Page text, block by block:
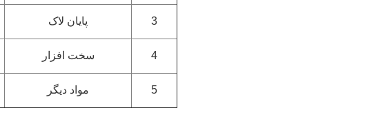
3 پایان لاک
4 سخت افزار
5 مواد دیگر